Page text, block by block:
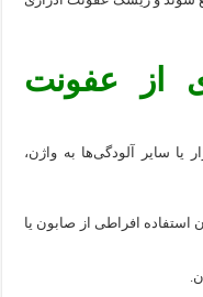
از عفونت
سایر آلودگی‌ها به واژن،
افراطی از صابون یا